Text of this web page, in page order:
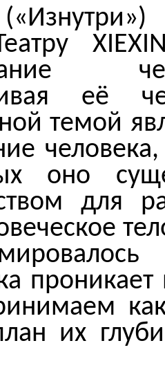
её
темой
оно
для
их